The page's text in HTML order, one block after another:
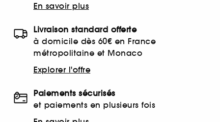
En savoir plus
Livraison standard offerte
à domicile dès 60€ en France
métropolitaine et Monaco
Explorer l'offre
Paiements sécurisés
et paiements en plusieurs fois